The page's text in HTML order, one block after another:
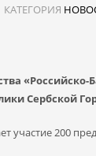
КАТЕГОРИЯ
Сербской
200